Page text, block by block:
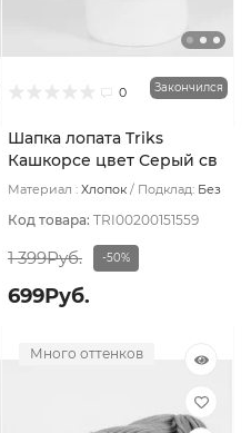
0 Закончился
Шапка лопата Triks
Кашкорсе цвет Серый св
мел
Материал : Хлопок Подклад: Без
Код товара: TRI00200151559
1 399Руб. -50%
699Руб.
Много оттенков